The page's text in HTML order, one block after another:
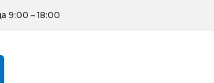
9:00 – 18:00